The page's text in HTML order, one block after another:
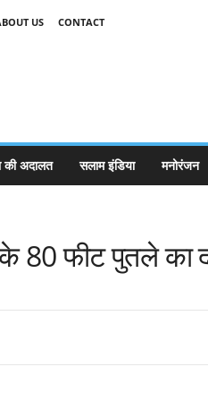
US
CONTACT
की अदालत सलाम इंडिया मनोरंजन
के 80 फीट पुतले का